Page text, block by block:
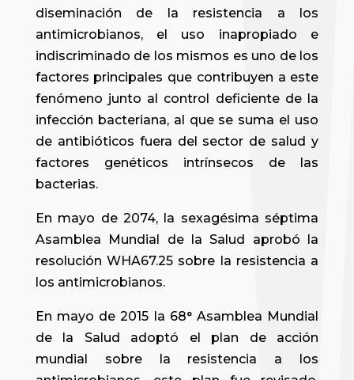
diseminación de la resistencia a los
antimicrobianos, el uso inapropiado e
indiscriminado de los mismos es uno de los
factores principales que contribuyen a este
fenómeno junto al control deficiente de la
infección bacteriana, al que se suma el uso
de antibióticos fuera del sector de salud y
factores genéticos intrínsecos de las
bacterias.
En mayo de 2074, la sexagésima séptima
Asamblea Mundial de la Salud aprobó la
resolución WHA67.25 sobre la resistencia a
los antimicrobianos.
En mayo de 2015 la 68° Asamblea Mundial
de la Salud adoptó el plan de acción
mundial sobre la resistencia a los